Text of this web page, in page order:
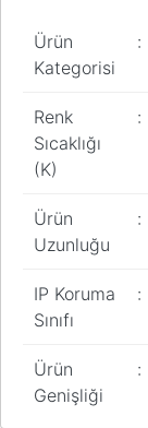
Ürün
Kategorisi
:
Renk
Sıcaklığı
(K)
:
Ürün
Uzunluğu
:
IP Koruma
Sınıfı
:
Ürün
Genişliği
: